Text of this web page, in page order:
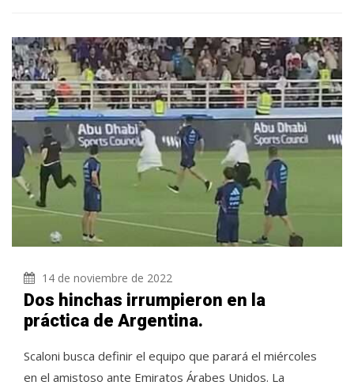
14 de noviembre de 2022
Dos hinchas irrumpieron en la
práctica de Argentina.
Scaloni busca definir el equipo que parará el miércoles
en el amistoso ante Emiratos Árabes Unidos. La